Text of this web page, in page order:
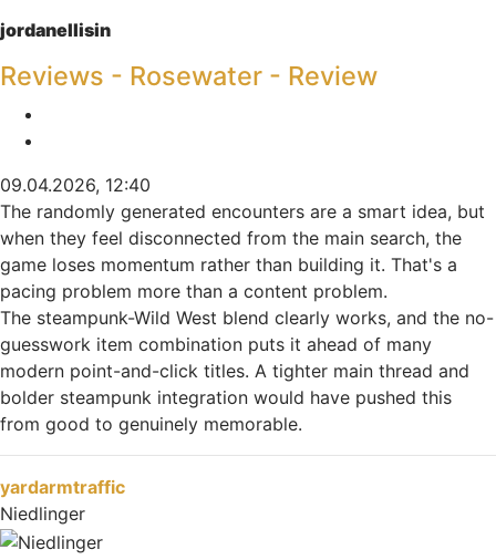
jordanellisin
Reviews - Rosewater - Review
09.04.2026, 12:40
The randomly generated encounters are a smart idea, but
when they feel disconnected from the main search, the
game loses momentum rather than building it. That's a
pacing problem more than a content problem.
The steampunk-Wild West blend clearly works, and the no-
guesswork item combination puts it ahead of many
modern point-and-click titles. A tighter main thread and
bolder steampunk integration would have pushed this
from good to genuinely memorable.
yardarmtraffic
Niedlinger